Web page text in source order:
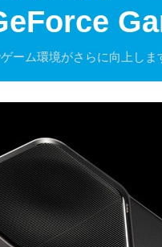
ーム環境がさらに向上しま